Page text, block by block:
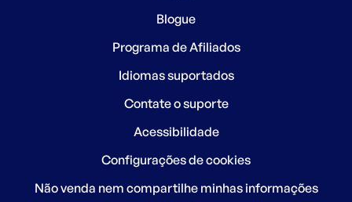
Blogue
Programa de Afiliados
Idiomas suportados
Contate o suporte
Acessibilidade
Configurações de cookies
Não venda nem compartilhe minhas informações